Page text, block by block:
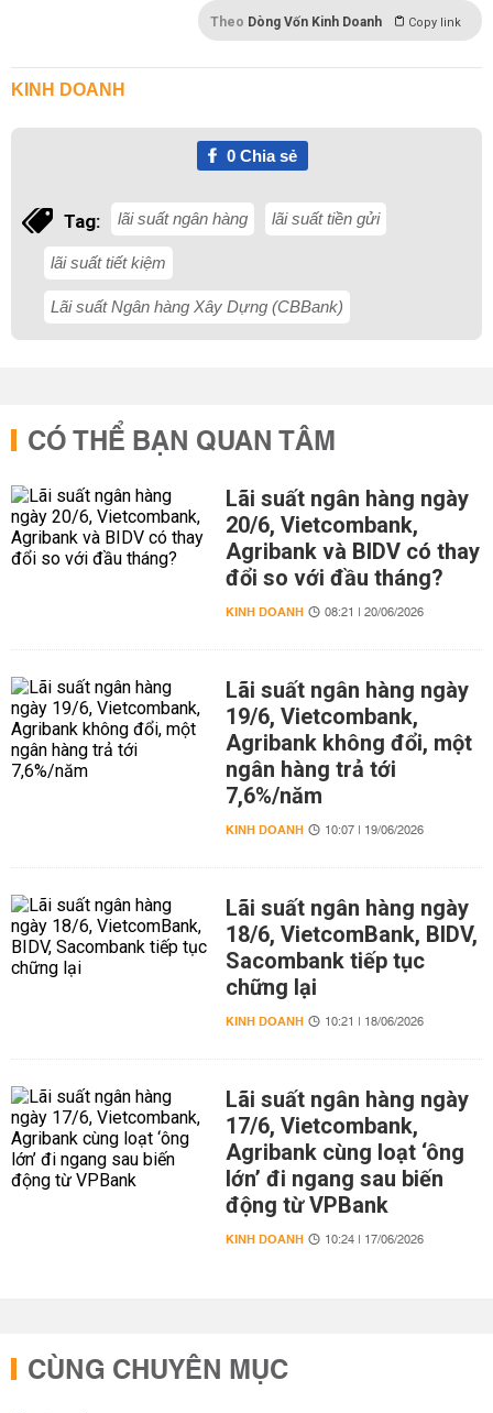
Theo Dòng Vốn Kinh Doanh Copy link
KINH DOANH
0Chia sẻ
Tag: lãi suất ngân hàng lãi suất tiền gửi
lãi suất tiết kiệm
Lãi suất Ngân hàng Xây Dựng (CBBank)
CÓ THỂ BẠN QUAN TÂM
Lãi suất ngân hàng ngày
20/6, Vietcombank,
Agribank và BIDV có thay
đổi so với đầu tháng?
KINH DOANH 08:21 | 20/06/2026
Lãi suất ngân hàng ngày
19/6, Vietcombank,
Agribank không đổi, một
ngân hàng trả tới
7,6%/năm
KINH DOANH 10:07 | 19/06/2026
Lãi suất ngân hàng ngày
18/6, VietcomBank, BIDV,
Sacombank tiếp tục
chững lại
KINH DOANH 10:21 | 18/06/2026
Lãi suất ngân hàng ngày
17/6, Vietcombank,
Agribank cùng loạt ‘ông
lớn’ đi ngang sau biến
động từ VPBank
KINH DOANH 10:24 | 17/06/2026
CÙNG CHUYÊN MỤC